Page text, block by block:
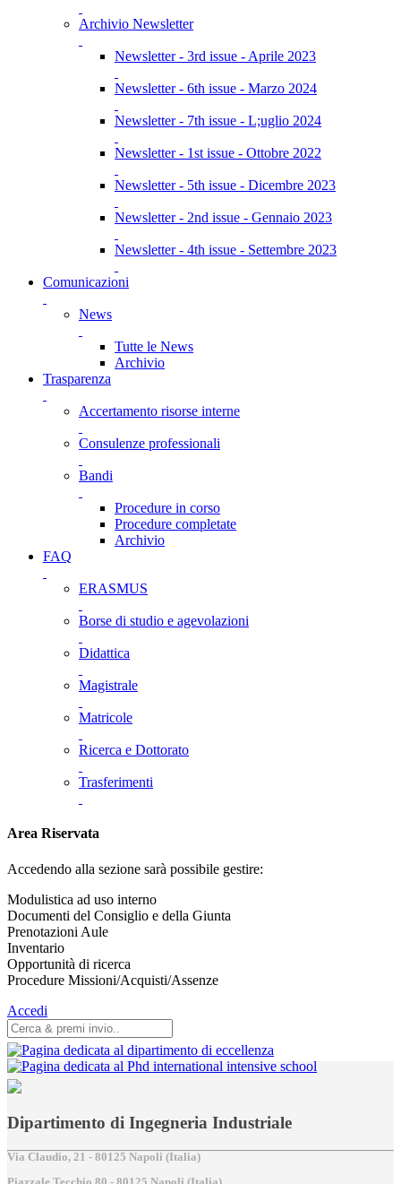
Archivio Newsletter
Newsletter - 3rd issue - Aprile 2023
Newsletter - 6th issue - Marzo 2024
Newsletter - 7th issue - L;uglio 2024
Newsletter - 1st issue - Ottobre 2022
Newsletter - 5th issue - Dicembre 2023
Newsletter - 2nd issue - Gennaio 2023
Newsletter - 4th issue - Settembre 2023
Comunicazioni
News
Tutte le News
Archivio
Trasparenza
Accertamento risorse interne
Consulenze professionali
Bandi
Procedure in corso
Procedure completate
Archivio
FAQ
ERASMUS
Borse di studio e agevolazioni
Didattica
Magistrale
Matricole
Ricerca e Dottorato
Trasferimenti
Area Riservata
Accedendo alla sezione sarà possibile gestire:
Modulistica ad uso interno
Documenti del Consiglio e della Giunta
Prenotazioni Aule
Inventario
Opportunità di ricerca
Procedure Missioni/Acquisti/Assenze
Accedi
Dipartimento di Ingegneria Industriale
Via Claudio, 21 - 80125 Napoli (Italia)